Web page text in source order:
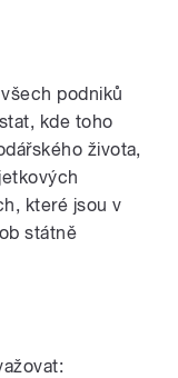
podniků
kde toho
života,
které jsou v
státně